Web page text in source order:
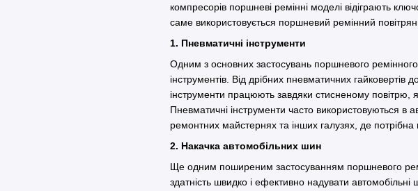
компресорів поршневі ремінні моделі відіграють
саме використовується поршневий ремінний
1. Пневматичні інструменти
Одним з основних застосувань поршневого
інструментів. Від дрібних пневматичних гайковертів
інструменти працюють завдяки стисненому повітрю,
Пневматичні інструменти часто використовуються в
ремонтних майстернях та інших галузях, де потрібна
2. Накачка автомобільних шин
Ще одним поширеним застосуванням поршневого
здатність швидко і ефективно надувати